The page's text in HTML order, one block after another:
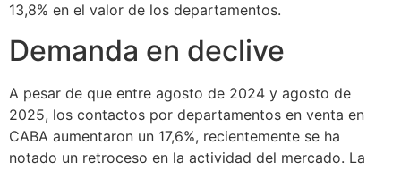
13,8% en el valor de los departamentos.
Demanda en declive
A pesar de que entre agosto de 2024 y agosto de
2025, los contactos por departamentos en venta en
CABA aumentaron un 17,6%, recientemente se ha
notado un retroceso en la actividad del mercado. La